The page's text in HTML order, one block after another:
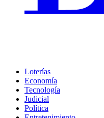
Loterías
Economía
Tecnología
Judicial
Política